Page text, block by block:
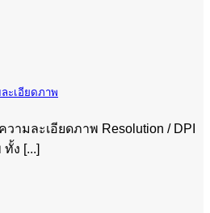
ะเอียดภาพ
วามละเอียดภาพ Resolution / DPI
ง [...]